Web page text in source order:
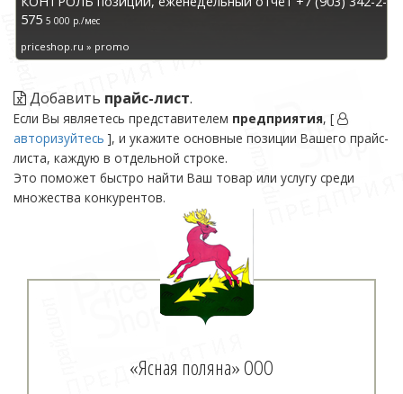
575 5 000 р./мес
priceshop.ru » promo
Добавить прайс-лист.
Если Вы являетесь представителем предприятия, [
авторизуйтесь ], и укажите основные позиции Вашего прайс-
листа, каждую в отдельной строке.
Это поможет быстро найти Ваш товар или услугу среди
множества конкурентов.
«Ясная поляна» ООО